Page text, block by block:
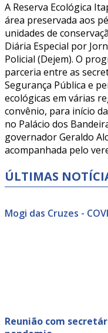
A Reserva Ecológica
área preservada aos
unidades de
Diária Especial por
Policial (Dejem). O
parceria entre as
Segurança Pública e
ecológicas em várias
convênio, para início
no Palácio dos
governador Geraldo
acompanhada pelo
ÚLTIMAS
Mogi das Cruzes -
Reunião com